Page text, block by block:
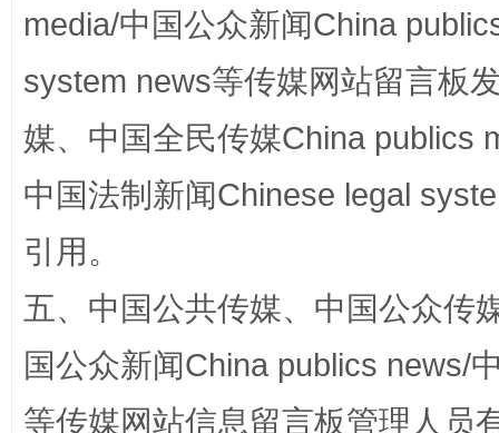
media/中国公众新闻China
system news等传媒网站留言板
媒、中国全民传媒China publics
中国法制新闻Chinese legal
引用。
五、中国公共传媒、中国公众传
国公众新闻China publics news/
等传媒网站信息留言板管理人员